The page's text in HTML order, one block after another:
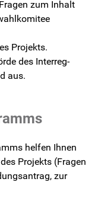
zum Inhalt
Projekts.
des Interreg-
aus.
helfen Ihnen
Projekts (Fragen
zur